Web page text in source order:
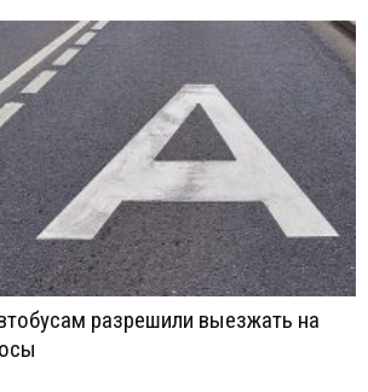
разрешили выезжать на